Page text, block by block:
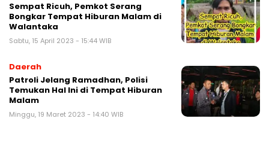
Sempat Ricuh, Pemkot Serang
Bongkar Tempat Hiburan Malam di
Walantaka
Sabtu, 15 April 2023 - 15:44 WIB
Daerah
Patroli Jelang Ramadhan, Polisi
Temukan Hal Ini di Tempat Hiburan
Malam
Minggu, 19 Maret 2023 - 14:40 WIB